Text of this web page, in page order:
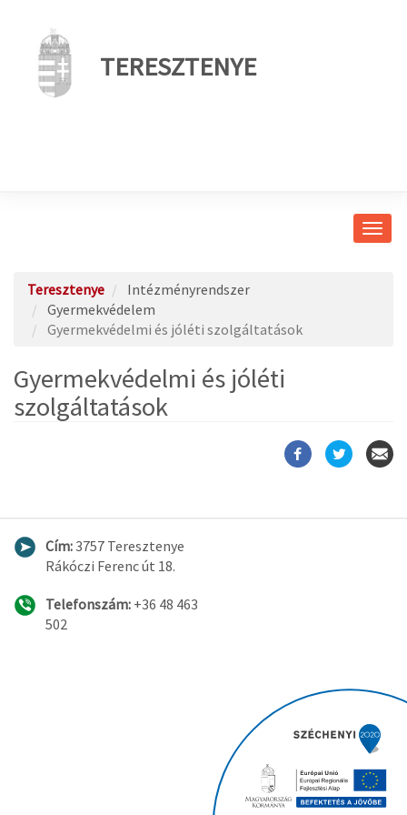
TERESZTENYE
Teresztenye
Intézményrendszer
Gyermekvédelem
Gyermekvédelmi és jóléti szolgáltatások
Gyermekvédelmi és jóléti
szolgáltatások
Cím:3757 Teresztenye
Rákóczi Ferenc út 18.
Telefonszám: +36 48 463
502